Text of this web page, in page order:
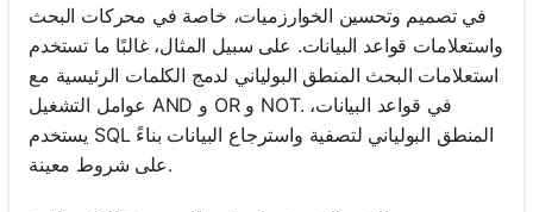
في تصميم وتحسين الخوارزميات، خاصة في محركات البحث
واستعلامات قواعد البيانات. على سبيل المثال، غالبًا ما تستخدم
استعلامات البحث المنطق البولياني لدمج الكلمات الرئيسية مع
عوامل التشغيل AND و OR و NOT. في قواعد البيانات،
يستخدم SQL المنطق البولياني لتصفية واسترجاع البيانات بناءً
على شروط معينة.